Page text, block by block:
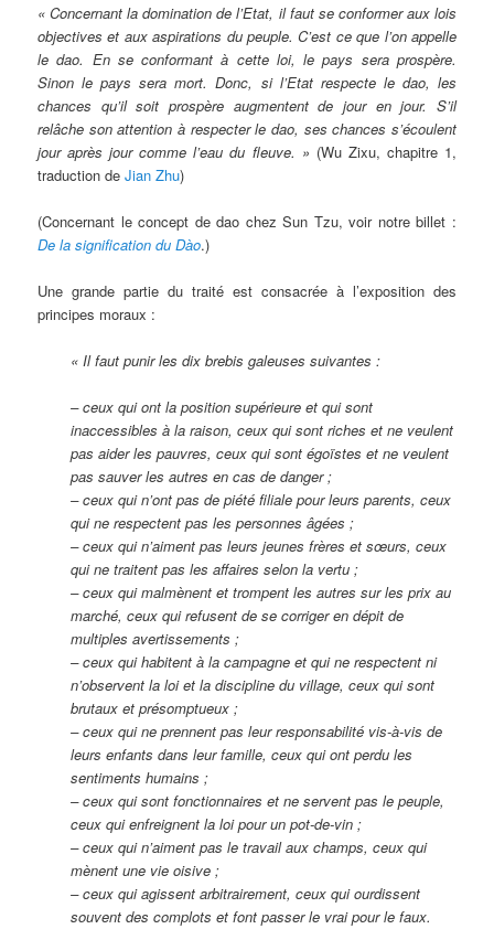
« Concernant la domination de l’Etat, il faut se conformer aux lois
objectives et aux aspirations du peuple. C’est ce que l’on appelle
le dao. En se conformant à cette loi, le pays sera prospère.
Sinon le pays sera mort. Donc, si l’Etat respecte le dao, les
chances qu’il soit prospère augmentent de jour en jour. S’il
relâche son attention à respecter le dao, ses chances s’écoulent
jour après jour comme l’eau du fleuve. » (Wu Zixu, chapitre 1,
traduction deJian Zhu)
(Concernant le concept de dao chez Sun Tzu, voir notre billet :
De la signification du Dào.)
Une grande partie du traité est consacrée à l’exposition des
principes moraux :
« Il faut punir les dix brebis galeuses suivantes :
– ceux qui ont la position supérieure et qui sont
inaccessibles à la raison, ceux qui sont riches et ne veulent
pas aider les pauvres, ceux qui sont égoïstes et ne veulent
pas sauver les autres en cas de danger ;
–ceux qui n’ont pas de piété filiale pour leurs parents, ceux
qui ne respectent pas les personnes âgées ;
–ceux qui n’aiment pas leurs jeunes frères et sœurs, ceux
qui ne traitent pas les affaires selon la vertu ;
–ceux qui malmènent et trompent les autres sur les prix au
marché, ceux qui refusent de se corriger en dépit de
multiples avertissements ;
–ceux qui habitent à la campagne et qui ne respectent ni
n’observent la loi et la discipline du village, ceux qui sont
brutaux et présomptueux ;
–ceux qui ne prennent pas leur responsabilité vis-à-vis de
leurs enfants dans leur famille, ceux qui ont perdu les
sentiments humains ;
–ceux qui sont fonctionnaires et ne servent pas le peuple,
ceux qui enfreignent la loi pour un pot-de-vin ;
–ceux qui n’aiment pas le travail aux champs, ceux qui
mènent une vie oisive ;
–ceux qui agissent arbitrairement, ceux qui ourdissent
souvent des complots et font passer le vrai pour le faux.